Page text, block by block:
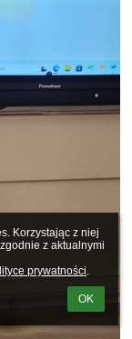
Korzystając z niej
z aktualnymi
prywatności.
OK